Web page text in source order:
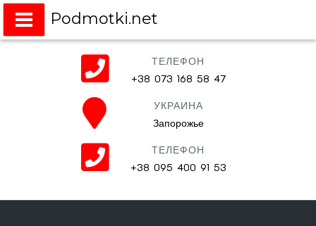
Podmotki.net
Подмотки на любое авто
ТЕЛЕФОН
+38 073 168 58 47
УКРАИНА
Запорожье
ТЕЛЕФОН
+38 095 400 91 53